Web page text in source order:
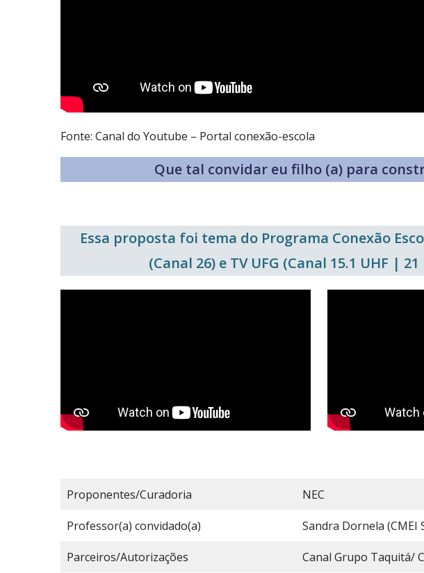
Fonte: Canal do Youtube – Portal conexão-escola
Que tal convidar eu filho (a) para
Essa proposta foi tema do Programa Conexão
(Canal 26) e TV UFG (Canal 15.1 UHF |
Proponentes/Curadoria NEC
Professor(a) convidado(a) Sandra Dornela (CMEI
Parceiros/Autorizações Canal Grupo Taquitá/